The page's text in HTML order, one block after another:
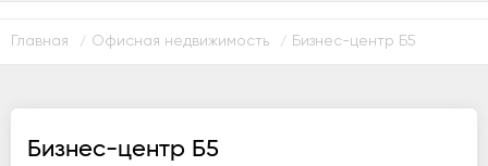
Главная / Офисная недвижимость / Бизнес-центр Б5
Бизнес-центр Б5